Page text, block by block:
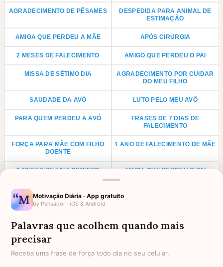
AGRADECIMENTO DE PÊSAMES
DESPEDIDA PARA ANIMAL DE
ESTIMAÇÃO
AMIGA QUE PERDEU A MÃE APÓS CIRURGIA
2 MESES DE FALECIMENTO AMIGO QUE PERDEU O PAI
MISSA DE SÉTIMO DIA
AGRADECIMENTO POR CUIDAR
DO MEU FILHO
SAUDADE DA AVÓ LUTO PELO MEU AVÔ
PARA QUEM PERDEU A AVÓ
FRASES DE 7 DIAS DE
FALECIMENTO
FORÇA PARA MÃE COM FILHO
DOENTE
1 ANO DE FALECIMENTO DE MÃE
3 MESES DE FALECIMENTO AMIGA QUE PERDEU O PAI
CONFORTO POR DOENÇA NA
FAMÍLIA
FALECIDA
LUTO POR UMA CRIANÇA
Motivação Diária · App gratuito
by Pensador · iOS & Android
Palavras que acolhem quando mais
precisar
Receba uma frase de força todo dia no seu celular.